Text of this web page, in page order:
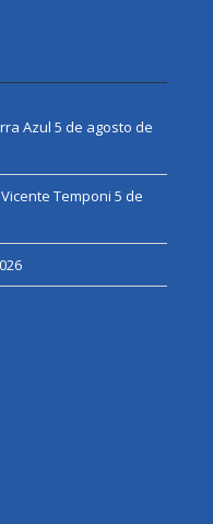
Azul 5 de agosto de
Temponi 5 de